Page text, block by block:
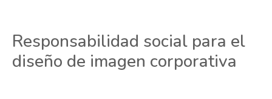
Responsabilidad social para el
diseño de imagen corporativa